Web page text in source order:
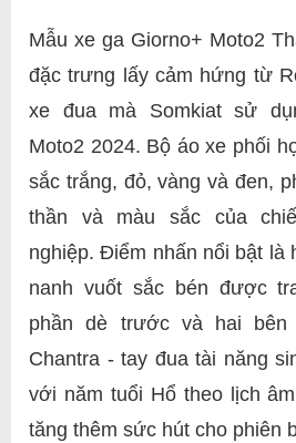
Mẫu xe ga Giorno+ Moto2
đặc trưng lấy cảm hứng từ
xe đua mà Somkiat sử
Moto2 2024. Bộ áo xe phối
sắc trắng, đỏ, vàng và đen,
thần và màu sắc của
nghiệp. Điểm nhấn nổi bật là
nanh vuốt sắc bén được
phần dè trước và hai bên
Chantra - tay đua tài năng
với năm tuổi Hổ theo lịch
tăng thêm sức hút cho phiên